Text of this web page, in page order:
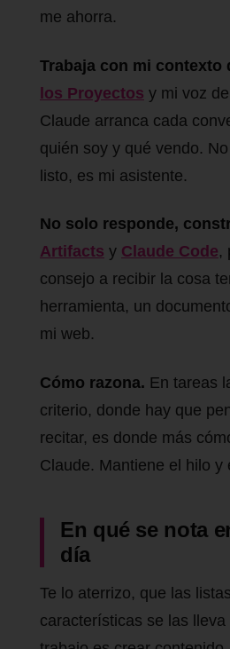
me ahorra.
Trabaja con mi contexto
los Proyectos y mi voz
Claude arranca cada
quién soy y qué vendo.
listo, es mi asistente.
No solo responde,
Artifacts y Claude Code,
consejo a recibir la cosa
herramienta, un
mi web.
Cómo razona. En tareas
criterio, donde hay que
recitar, es donde más
Claude. Mantiene el hilo y
En qué se nota
día
Te lo aterrizo, que las
características se las lleva